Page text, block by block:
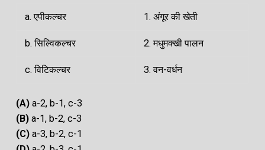
a. एपीकल्चर 1. अंगूर की खेती
b. सिल्विकल्चर 2. मधुमक्खी पालन
c. विटिकल्चर 3. वन-वर्धन
(A) a-2, b-1, c-3
(B) a-1, b-2, c-3
(C) a-3, b-2, c-1